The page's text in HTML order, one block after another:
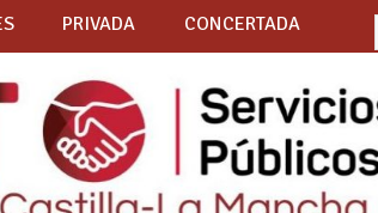
PRIVADA CONCERTADA